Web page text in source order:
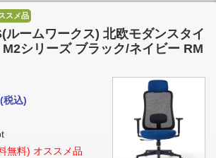
スメ品
ルームワークス) 北欧モダンスタイ
シリーズ ブラック/ネイビー RM
(税込)
無料) オススメ品